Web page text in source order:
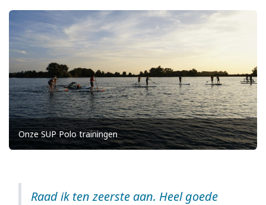
Onze SUP Polo trainingen
Raad ik ten zeerste aan. Heel goede